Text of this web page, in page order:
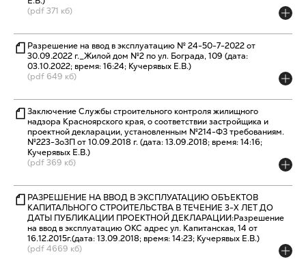
(pdf 371 кб)
Разрешение на ввод в эксплуатацию № 24-50-7-2022 от
30.09.2022 г._Жилой дом №2 по ул. Бограда, 109 (дата:
03.10.2022; время: 16:24; Кучерявых Е.В.)
(pdf 649 кб)
Заключение Службы строительного контроля жилищного
надзора Красноярского края, о соответствии застройщика и
проектной декларации, установленным №214-ФЗ требованиям.
№223-ЗоЗП от 10.09.2018 г. (дата: 13.09.2018; время: 14:16;
Кучерявых Е.В.)
(pdf 369 кб)
РАЗРЕШЕНИЕ НА ВВОД В ЭКСПЛУАТАЦИЮ ОБЪЕКТОВ
КАПИТАЛЬНОГО СТРОИТЕЛЬСТВА В ТЕЧЕНИЕ 3-Х ЛЕТ ДО
ДАТЫ ПУБЛИКАЦИИ ПРОЕКТНОЙ ДЕКЛАРАЦИИ:Разрешение
на ввод в эксплуатацию ОКС адрес ул. Капитанская, 14 от
16.12.2015г.(дата: 13.09.2018; время: 14:23; Кучерявых Е.В.)
(pdf 4669 кб)